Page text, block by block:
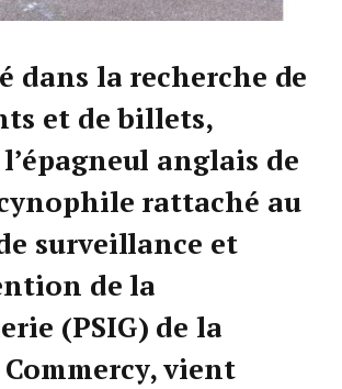
dans la recherche de
et de billets,
anglais de
rattaché au
surveillance et
de la
(PSIG) de la
Commercy, vient